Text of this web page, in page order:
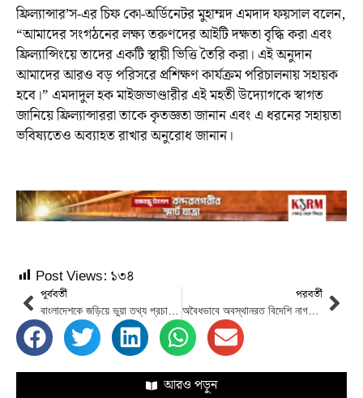
ফ্রিল্যান্সার’স-এর চিফ কো-অর্ডিনেটর মুহাম্মদ এমদাদ ফয়সাল বলেন,
“আমাদের সংগঠনের লক্ষ্য তরুণদের আইটি দক্ষতা বৃদ্ধি করা এবং
ফ্রিল্যান্সিংয়ে তাদের একটি স্থায়ী ভিত্তি তৈরি করা। এই অনুদান
আমাদের আরও বড় পরিসরে প্রশিক্ষণ কার্যক্রম পরিচালনায় সহায়ক
হবে।” এমদাদুল হক মাইজভাণ্ডারীর এই মহতী উদ্যোগকে স্বাগত
জানিয়ে ফ্রিল্যান্সাররা তাকে কৃতজ্ঞতা জানান এবং এ ধরনের সহায়তা
ভবিষ্যতেও অব্যাহত রাখার অনুরোধ জানান।
Post Views: ১৩৪
পূর্ববর্তী পরবর্তী
অবৈধভাবে অবস্থানরত বিদেশি নাগরিকদের বিষয়ে করণীয় নির্ধারণে টাস্কফোর্স গঠন
আরও পড়ুন